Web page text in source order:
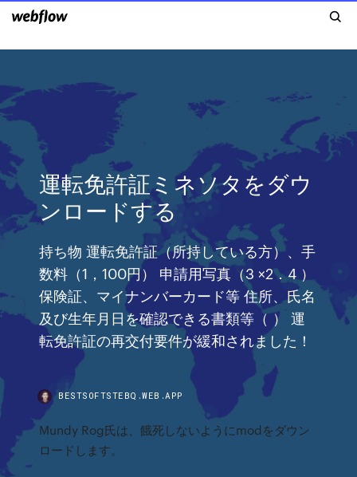
運転免許証ミネソタをダウ
ンロードする
持ち物 運転免許証（所持している方）、手
数料（1，100円） 申請用写真（3 ×2．4 ）
保険証、マイナンバーカード等 住所、氏名
及び生年月日を確認できる書類等（ ） 運
転免許証の再交付要件が緩和されました！
BESTSOFTSTEBQ.WEB.APP
Mundy Rog氏は、餓死しないようにmodをダウン
ロードします。